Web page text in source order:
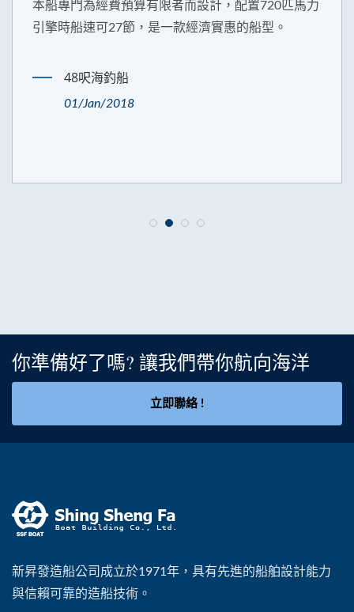
專門為經費預算有限者而設計，配置720匹馬力
時船速可27節，是一款經濟實惠的船型。
48呎海釣船
01/Jan/2018
你準備好了嗎? 讓我們帶你航向海洋
立即聯絡 !
新昇發造船公司成立於1971年，具有先進的船舶設計能力
與信賴可靠的造船技術。